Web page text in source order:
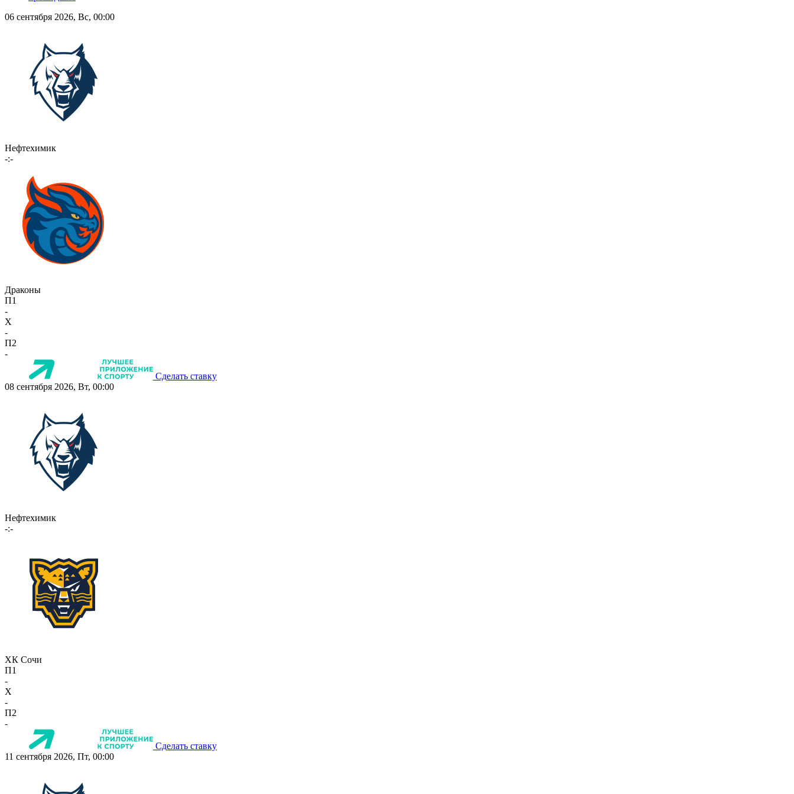
06 сентября 2026, Вс, 00:00
Нефтехимик
-:-
Драконы
П1
-
X
-
П2
-
Сделать ставку
08 сентября 2026, Вт, 00:00
Нефтехимик
-:-
ХК Сочи
П1
-
X
-
П2
-
Сделать ставку
11 сентября 2026, Пт, 00:00